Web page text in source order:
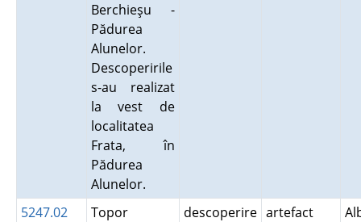
Berchieşu -
Pădurea
Alunelor.
Descoperirile
s-au realizat
la vest de
localitatea
Frata, în
Pădurea
Alunelor.
5247.02
Topor
descoperire artefact